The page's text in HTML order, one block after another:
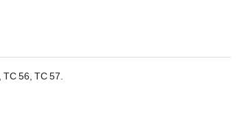
56, TC 57.